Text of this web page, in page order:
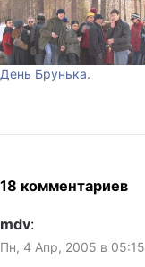
День Брунька.
18 комментариев
mdv:
Пн, 4 Апр, 2005 в 05:15